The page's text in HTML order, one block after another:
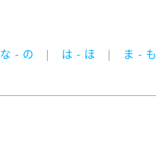
な - の は - ほ ま - も